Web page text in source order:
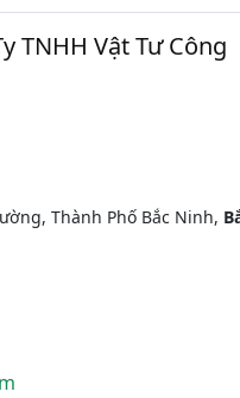
TNHH Vật Tư Công
Thành Phố Bắc Ninh,